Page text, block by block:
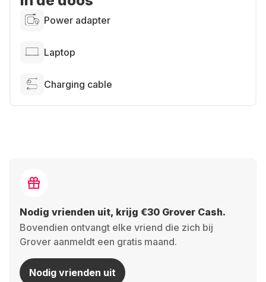
Power adapter
Laptop
Charging cable
Nodig vrienden uit, krijg €30 Grover Cash.
Bovendien ontvangt elke vriend die zich bij
Grover aanmeldt een gratis maand.
Nodig vrienden uit